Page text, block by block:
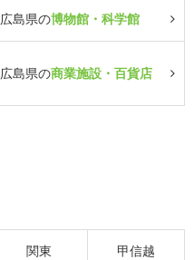
広島県の博物館・科学館
広島県の商業施設・百貨店
関東 甲信越